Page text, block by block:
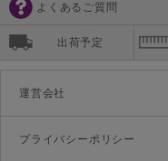
よくあるご質問
出荷予定
運営会社
プライバシーポリシー